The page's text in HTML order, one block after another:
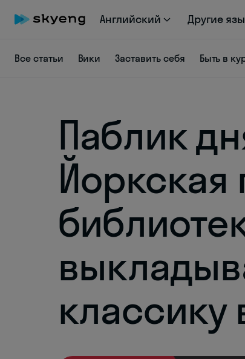
Английский Другие
Все статьи Вики Заставить себя Быть в
Паблик
Йоркская
классику